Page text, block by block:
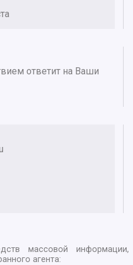
ответит на Ваши
массовой информации,
агента: